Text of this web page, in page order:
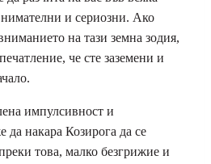
и сериозни. Ако
на тази земна зодия,
че сте заземени и
импулсивност и
да накара Козирога да се
това, малко безгрижие и